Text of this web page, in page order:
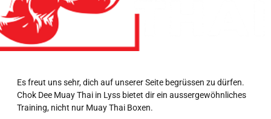
Es freut uns sehr, dich auf unserer Seite begrüssen zu dürfen.
Chok Dee Muay Thai in Lyss bietet dir ein aussergewöhnliches
Training, nicht nur Muay Thai Boxen.